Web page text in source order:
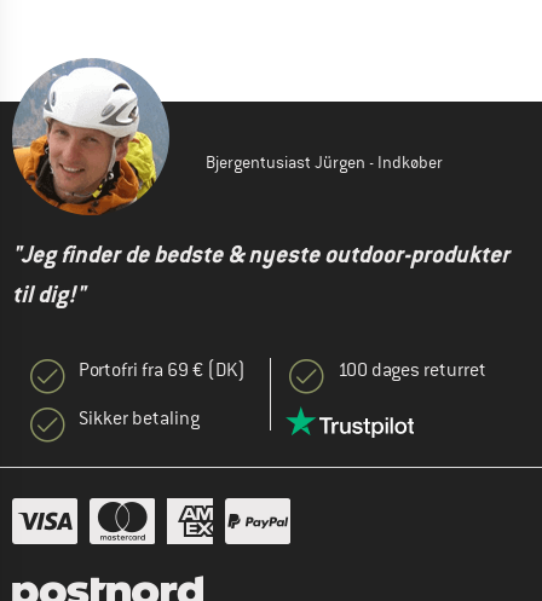
Bjergentusiast Jürgen - Indkøber
"Jeg finder de bedste & nyeste outdoor-produkter
til dig!"
Portofri fra 69 € (DK)
Sikker betaling
100 dages returret